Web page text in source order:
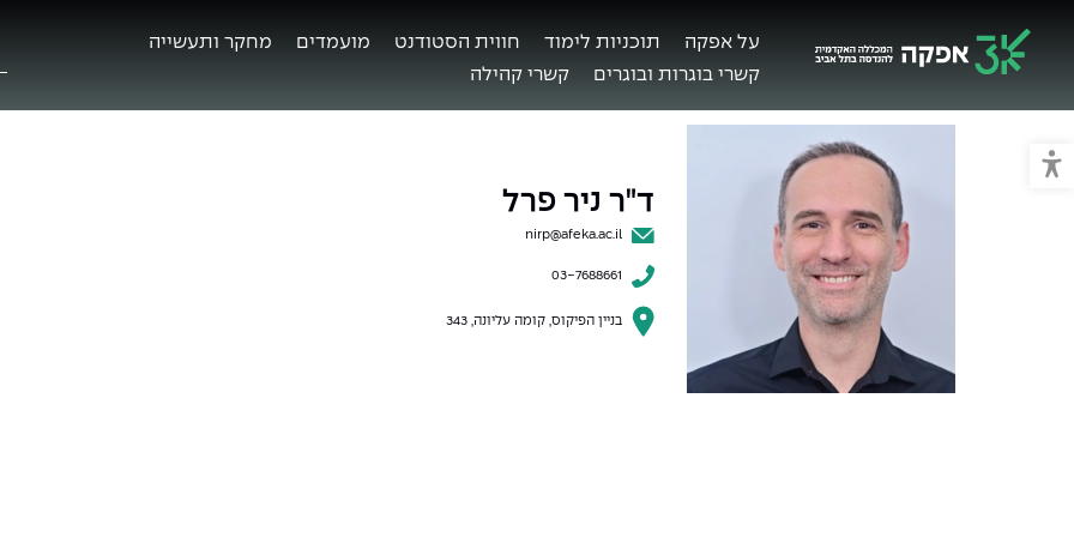
מעבר למצב נגיש
על אפקה תוכניות לימוד חווית הסטודנט מועמדים
מחקר ותעשייה
קשרי בוגרות ובוגרים
קשרי קהילה
ד"ר ניר פרל
nirp@afeka.ac.il
03-7688661
בניין הפיקוס, קומה עליונה, 343